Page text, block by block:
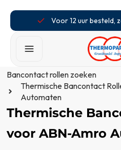
Voor 12 uur besteld,
Bancontact rollen zoeken
Thermische Bancontact
Automaten
Thermische
voor ABN-Amro